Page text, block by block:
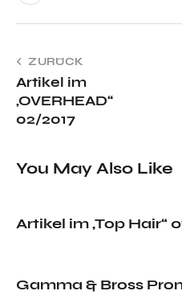
ZURÜCK
Artikel im
„OVERHEAD“
02/2017
You May Also Like
Artikel im „Top Hair“
Gamma & Bross